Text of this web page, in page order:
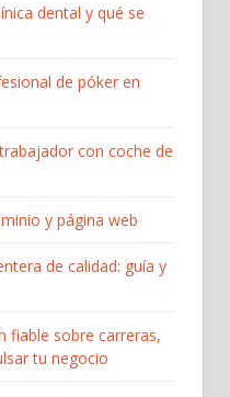
dental y qué se
de póker en
con coche de
y página web
de calidad: guía y
fiable sobre carreras,
tu negocio